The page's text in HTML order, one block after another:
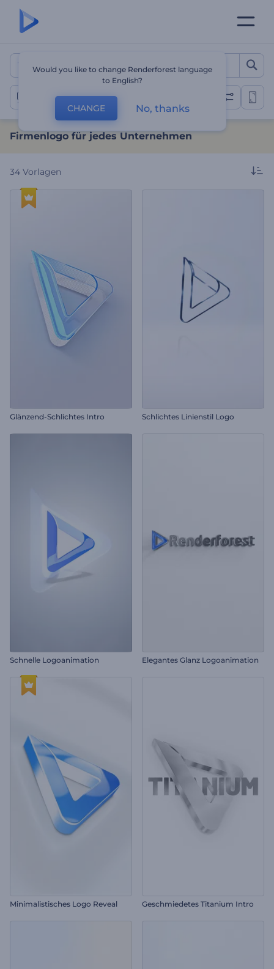
Firmenlogo für jedes
Firmenlogos
Firmenlogo für jedes Unternehmen
34 Vorlagen
Glänzend-Schlichtes Intro Schlichtes Linienstil Logo
Schnelle Logoanimation Elegantes Glanz Logoanimation
Minimalistisches Logo Reveal Geschmiedetes Titanium Intro
Would you like to change Renderforest language
to English?
CHANGE No, thanks